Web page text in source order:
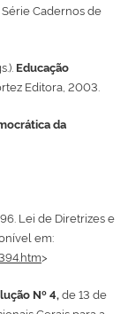
Série Cadernos de
Educação
Editora, 2003.
da
Lei de Diretrizes e
em:
>
Nº 4, de 13 de